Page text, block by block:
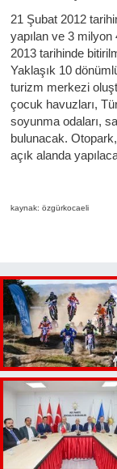
21 Şubat 2012
yapılan ve 3 milyon
2013 tarihinde
Yaklaşık 10
turizm merkezi
çocuk havuzları,
soyunma odaları,
bulunacak.
açık alanda
kaynak: özgürkocaeli